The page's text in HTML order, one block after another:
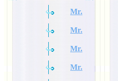
Mr.
Mr.
Mr.
Mr.